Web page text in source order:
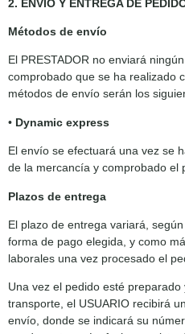
2. ENVÍO Y ENTREGA DE
Métodos de envío
El PRESTADOR no enviará
comprobado que se ha realizado
métodos de envío serán los
• Dynamic express
El envío se efectuará una vez se
de la mercancía y comprobado el
Plazos de entrega
El plazo de entrega variará,
forma de pago elegida, y como
laborales una vez procesado el
Una vez el pedido esté
transporte, el USUARIO recibirá
envío, donde se indicará su